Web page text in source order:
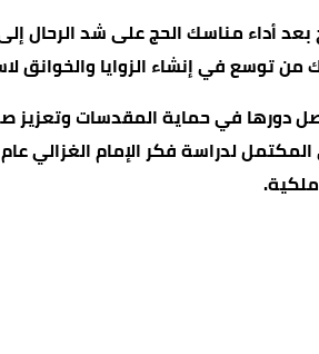
أداء مناسك الحج على شد الرحال
توسع في إنشاء الزوايا والخوانق
في حماية المقدسات وتعزيز